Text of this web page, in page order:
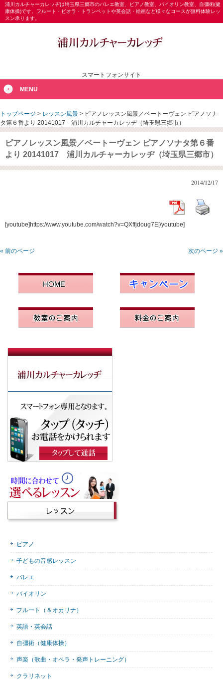
浦川カルチャーカレッヂは埼玉県三郷市のバレエ教室、ピアノ教室、バイオリン教室、自彊術(健
康体操)です。フルート・ビオラ・トランペットや英会話・絵画など様々なコースが無料体験レッ
スン承ります。
スマートフォンサイト
MENU
トップページ > レッスン風景 > ピアノレッスン風景／ベートーヴェン ピアノソナ
タ第６番より 20141017 浦川カルチャーカレッヂ（埼玉県三郷市）
ピアノレッスン風景／ベートーヴェン ピアノソナタ第６番
より 20141017 浦川カルチャーカレッヂ（埼玉県三郷市）
2014/12/17
[youtube]https://www.youtube.com/watch?v=QXffjdoug7E[/youtube]
« 前のページ 次のページ »
ピアノ
子どもの音感レッスン
バレエ
バイオリン
フルート（＆オカリナ）
英語・英会話
自彊術（健康体操）
声楽（歌曲・オペラ・発声トレーニング）
クラリネット